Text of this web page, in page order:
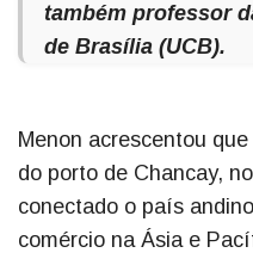
também professor
de Brasília (UCB).
Menon acrescentou
do porto de Chancay,
conectado o país
comércio na Ásia e